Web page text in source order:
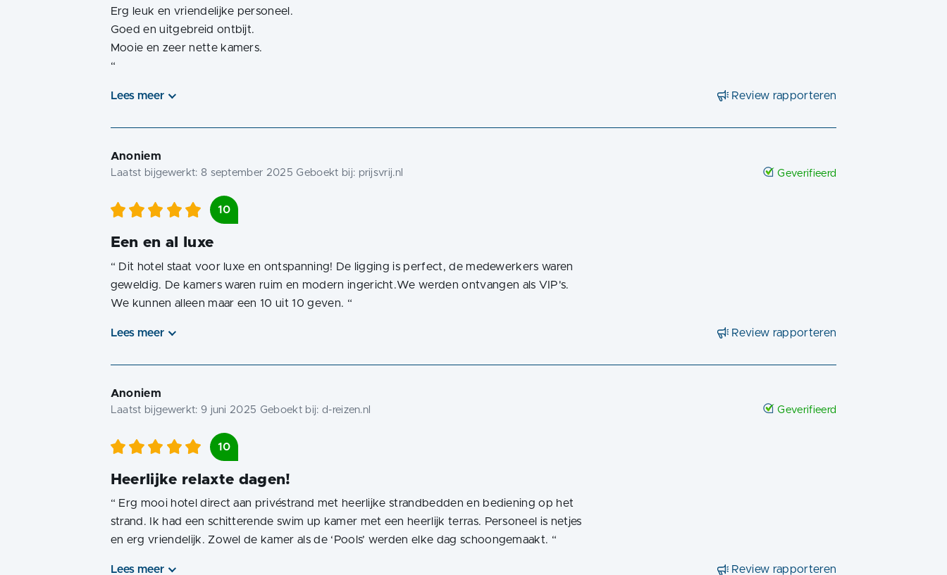
Erg leuk en vriendelijke personeel.
Goed en uitgebreid ontbijt.
“
Lees meer Review rapporteren
Anoniem
Laatst bijgewerkt: 8 september 2025 Geboekt bij: prijsvrij.nl Geverifieerd
10
Een en al luxe
“ Dit hotel staat voor luxe en ontspanning! De ligging is perfect, de medewerkers waren
geweldig. De kamers waren ruim en modern ingericht.We werden ontvangen als VIP's.
We kunnen alleen maar een 10 uit 10 geven. “
Lees meer Review rapporteren
Anoniem
Laatst bijgewerkt: 9 juni 2025 Geboekt bij: d-reizen.nl Geverifieerd
10
Heerlijke relaxte dagen!
“ Erg mooi hotel direct aan privéstrand met heerlijke strandbedden en bediening op het
strand. Ik had een schitterende swim up kamer met een heerlijk terras. Personeel is netjes
en erg vriendelijk. Zowel de kamer als de ‘Pools’ werden elke dag schoongemaakt. “
Lees meer Review rapporteren